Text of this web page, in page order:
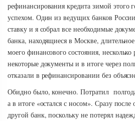
рефинансирования кредита зимой этого
успехом. Один из ведущих банков
ставку и я собрал все необходимые
банка, находящиеся в Москве,
моего финансового состояния,
некоторые документы и в итоге через
отказали в рефинансировании без
Обидно было, конечно. Потратил
а в итоге «остался с носом». Сразу после
другой банк, поскольку не потерял